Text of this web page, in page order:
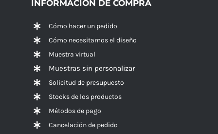
INFORMACIÓN DE COMPRA
Cómo hacer un pedido
Cómo necesitamos el diseño
Muestra virtual
Muestras sin personalizar
Solicitud de presupuesto
Stocks de los productos
Métodos de pago
Cancelación de pedido